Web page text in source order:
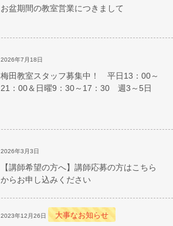
お盆期間の教室営業につきまして
2026年7月18日
梅田教室スタッフ募集中！ 平日13：00～
21：00＆日曜9：30～17：30 週3～5日
2026年3月3日
【講師希望の方へ】講師応募の方はこちら
からお申し込みください
2023年12月26日 大事なお知らせ